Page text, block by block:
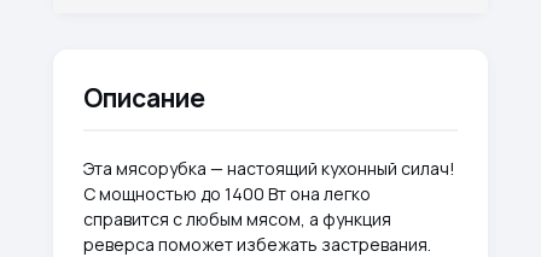
Описание
Эта мясорубка — настоящий кухонный силач!
С мощностью до 1400 Вт она легко
справится с любым мясом, а функция
реверса поможет избежать застревания.